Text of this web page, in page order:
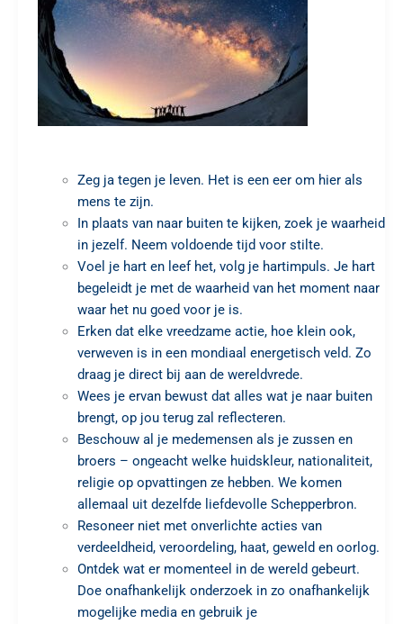
Zeg ja tegen je leven. Het is een eer om hier als
mens te zijn.
In plaats van naar buiten te kijken, zoek je waarheid
in jezelf. Neem voldoende tijd voor stilte.
Voel je hart en leef het, volg je hartimpuls. Je hart
begeleidt je met de waarheid van het moment naar
waar het nu goed voor je is.
Erken dat elke vreedzame actie, hoe klein ook,
verweven is in een mondiaal energetisch veld. Zo
draag je direct bij aan de wereldvrede.
Wees je ervan bewust dat alles wat je naar buiten
brengt, op jou terug zal reflecteren.
Beschouw al je medemensen als je zussen en
broers – ongeacht welke huidskleur, nationaliteit,
religie op opvattingen ze hebben. We komen
allemaal uit dezelfde liefdevolle Schepperbron.
Resoneer niet met onverlichte acties van
verdeeldheid, veroordeling, haat, geweld en oorlog.
Ontdek wat er momenteel in de wereld gebeurt.
Doe onafhankelijk onderzoek in zo onafhankelijk
mogelijke media en gebruik je